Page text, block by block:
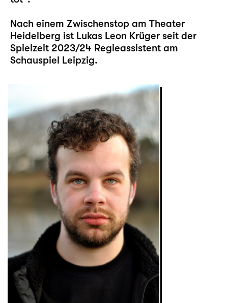
Nach einem Zwischenstop am Theater
Heidelberg ist Lukas Leon Krüger seit der
Spielzeit 2023/24 Regieassistent am
Schauspiel Leipzig.